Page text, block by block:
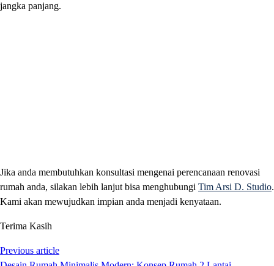
jangka panjang.
Jika anda membutuhkan konsultasi mengenai perencanaan renovasi
rumah anda, silakan lebih lanjut bisa menghubungi Tim Arsi D. Studio.
Kami akan mewujudkan impian anda menjadi kenyataan.
Terima Kasih
Previous article